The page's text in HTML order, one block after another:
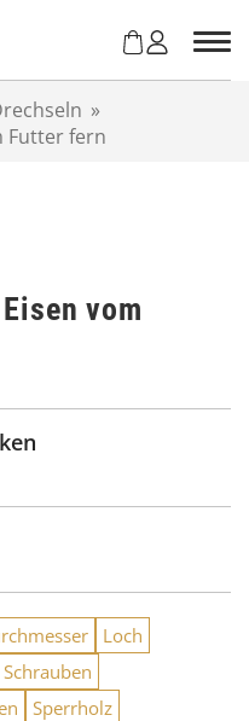
»
Futter fern
vom
Loch
Schrauben
Sperrholz